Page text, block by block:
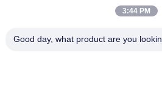
वीडियो
3:44 PM
Good day, what product are you